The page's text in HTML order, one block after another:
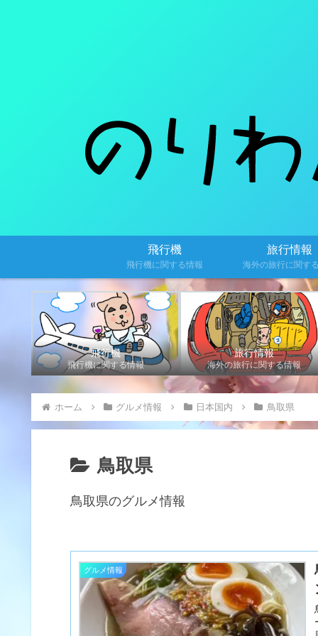
飛行機
飛行機に関する情報
旅行情報
海外の旅行に関す
飛行機
飛行機に関する情報
旅行情報
海外の旅行に関する情報
ホーム グルメ情報 日本国内 鳥取県
鳥取県
鳥取県のグルメ情報
グルメ情報